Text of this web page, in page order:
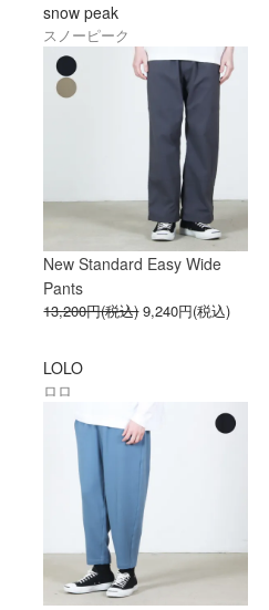
snow peak
スノーピーク
New Standard Easy Wide
Pants
13,200円(税込) 9,240円(税込)
LOLO
ロロ